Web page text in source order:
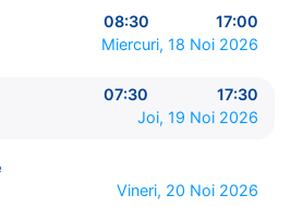
08:30
17:00
Miercuri, 18 Noi 2026
07:30
17:30
Joi, 19 Noi 2026
Vineri, 20 Noi 2026